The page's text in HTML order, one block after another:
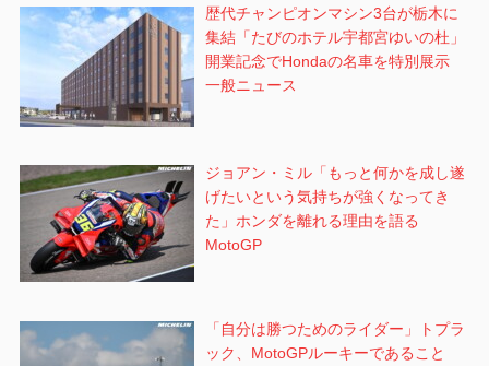
歴代チャンピオンマシン3台が栃木に
集結「たびのホテル宇都宮ゆいの杜」
開業記念でHondaの名車を特別展示
一般ニュース
ジョアン・ミル「もっと何かを成し遂
げたいという気持ちが強くなってき
た」ホンダを離れる理由を語る
MotoGP
「自分は勝つためのライダー」トプラ
ック、MotoGPルーキーであること